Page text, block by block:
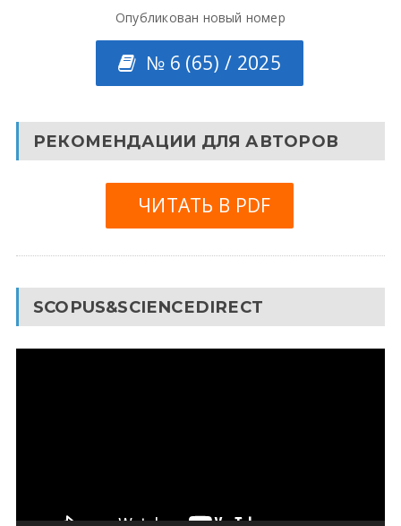
Опубликован новый номер
№ 6 (65) / 2025
РЕКОМЕНДАЦИИ ДЛЯ АВТОРОВ
ЧИТАТЬ В PDF
SCOPUS&SCIENCEDIRECT